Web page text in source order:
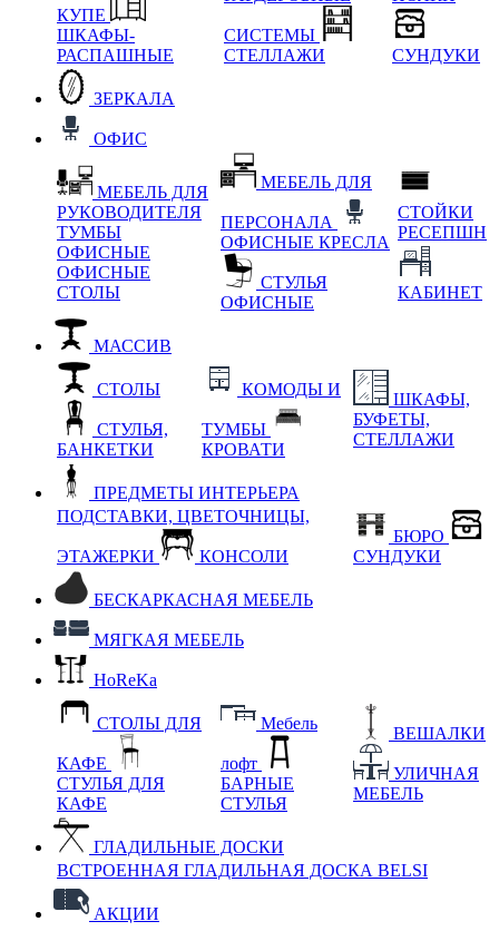
КУПЕ
ШКАФЫ-
РАСПАШНЫЕ
СИСТЕМЫ
СТЕЛЛАЖИ
СУНДУКИ
ЗЕРКАЛА
ОФИС
МЕБЕЛЬ ДЛЯ
РУКОВОДИТЕЛЯ
ТУМБЫ
ОФИСНЫЕ
ОФИСНЫЕ
СТОЛЫ
МЕБЕЛЬ ДЛЯ
ПЕРСОНАЛА
ОФИСНЫЕ КРЕСЛА
СТУЛЬЯ
ОФИСНЫЕ
СТОЙКИ
РЕСЕПШН
КАБИНЕТ
МАССИВ
СТОЛЫ
СТУЛЬЯ,
БАНКЕТКИ
КОМОДЫ И
ТУМБЫ
КРОВАТИ
ШКАФЫ,
БУФЕТЫ,
СТЕЛЛАЖИ
ПРЕДМЕТЫ ИНТЕРЬЕРА
ПОДСТАВКИ, ЦВЕТОЧНИЦЫ,
ЭТАЖЕРКИ КОНСОЛИ
БЮРО
СУНДУКИ
БЕСКАРКАСНАЯ МЕБЕЛЬ
МЯГКАЯ МЕБЕЛЬ
HoReKa
СТОЛЫ ДЛЯ
КАФЕ
СТУЛЬЯ ДЛЯ
КАФЕ
Мебель
лофт
БАРНЫЕ
СТУЛЬЯ
ВЕШАЛКИ
УЛИЧНАЯ
МЕБЕЛЬ
ГЛАДИЛЬНЫЕ ДОСКИ
ВСТРОЕННАЯ ГЛАДИЛЬНАЯ ДОСКА BELSI
АКЦИИ